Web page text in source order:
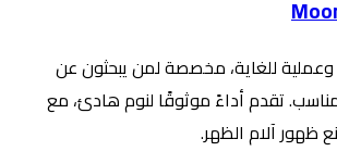
وعملية للغاية، مخصصة لمن يبحثون عن
تقدم أداءً موثوقًا لنوم هادئ، مع
ظهور آلام الظهر.